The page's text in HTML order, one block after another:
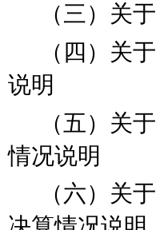
（三）关于
（四）关于
说明
（五）关于
情况说明
（六）关于